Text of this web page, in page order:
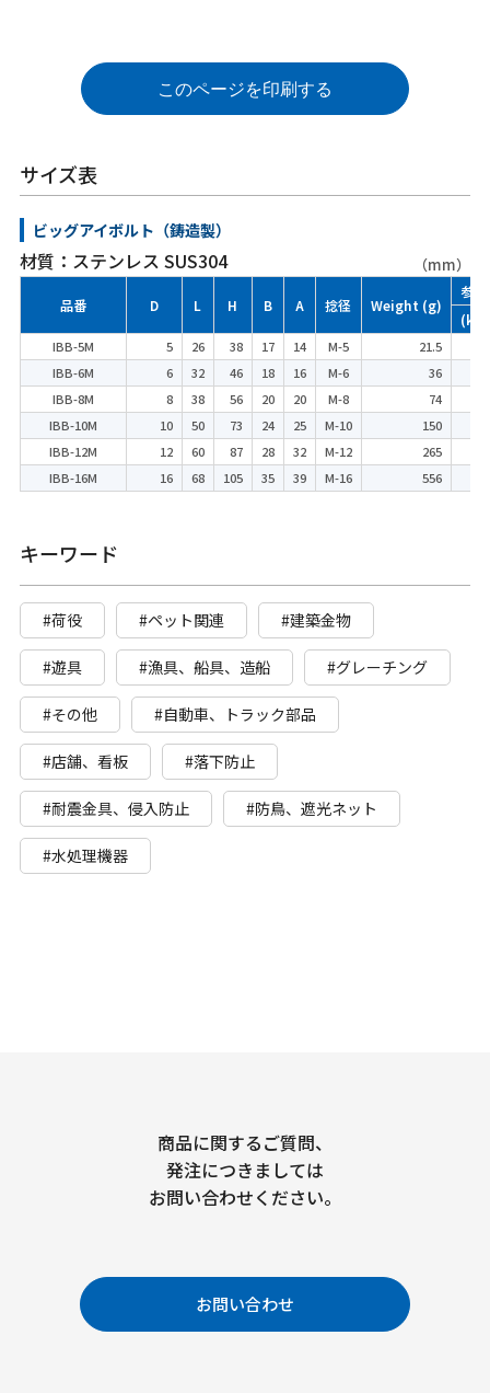
このページを印刷する
サイズ表
ビッグアイボルト（鋳造製）
材質：ステンレス SUS304 （mm）
品番 D L H B A 捻径 Weight (g)
参
IBB-5M 5 26 38 17 14 M-5 21.5
IBB-6M
6 32 46 18 16 M-6 36
IBB-8M
8 38 56 20 20 M-8 74
IBB-10M
10 50 73 24 25 M-10 150
IBB-12M
12 60 87 28 32 M-12 265
IBB-16M
16 68 105 35 39 M-16 556
キーワード
#荷役 #ペット関連 #建築金物
#遊具 #漁具、船具、造船 #グレーチング
#その他 #自動車、トラック部品
#店舗、看板 #落下防止
#耐震金具、侵入防止 #防鳥、遮光ネット
#水処理機器
商品に関するご質問、
発注につきましては
お問い合わせください。
お問い合わせ